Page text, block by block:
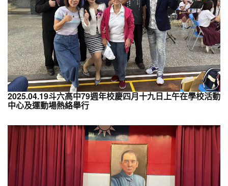
2025.04.19斗六高中79週年校慶四月十九日上午在學校活動
中心及運動場熱絡舉行